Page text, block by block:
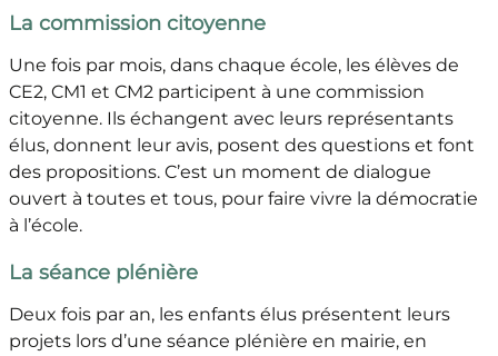
La commission citoyenne
Une fois par mois, dans chaque école, les élèves de
CE2, CM1 et CM2 participent à une commission
citoyenne. Ils échangent avec leurs représentants
élus, donnent leur avis, posent des questions et font
des propositions. C’est un moment de dialogue
ouvert à toutes et tous, pour faire vivre la démocratie
à l’école.
La séance plénière
Deux fois par an, les enfants élus présentent leurs
projets lors d’une séance plénière en mairie, en